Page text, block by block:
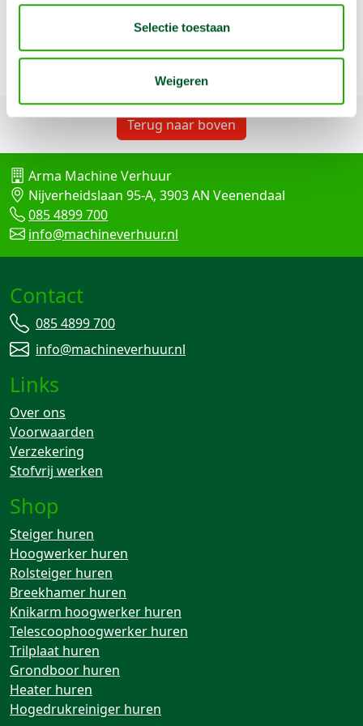
Selectie toestaan
Weigeren
Terug naar boven
Arma Machine Verhuur
Nijverheidslaan 95-A, 3903 AN Veenendaal
085 4899 700
info@machineverhuur.nl
Contact
085 4899 700
info@machineverhuur.nl
Links
Over ons
Voorwaarden
Verzekering
Stofvrij werken
Shop
Steiger huren
Hoogwerker huren
Rolsteiger huren
Breekhamer huren
Knikarm hoogwerker huren
Telescoophoogwerker huren
Trilplaat huren
Grondboor huren
Heater huren
Hogedrukreiniger huren